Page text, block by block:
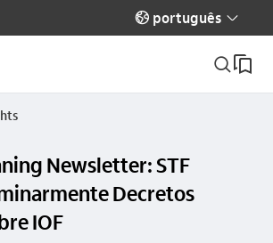
globo_outline português seta_baixo
busca_outline
Newsletter: STF
Decretos
IOF